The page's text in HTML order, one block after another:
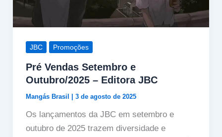
JBC Promoções
Pré Vendas Setembro e
Outubro/2025 – Editora JBC
Mangás Brasil 3 de agosto de 2025
Os lançamentos da JBC em setembro e
outubro de 2025 trazem diversidade e